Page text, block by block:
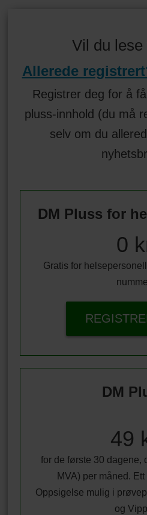
Vil du lese
Allerede
Registrer deg for å
pluss-innhold (du må
selv om du
DM Pluss for
0
Gratis for
DM
49
for de første 30 dagene,
MVA) per måned.
Oppsigelse mulig i
og